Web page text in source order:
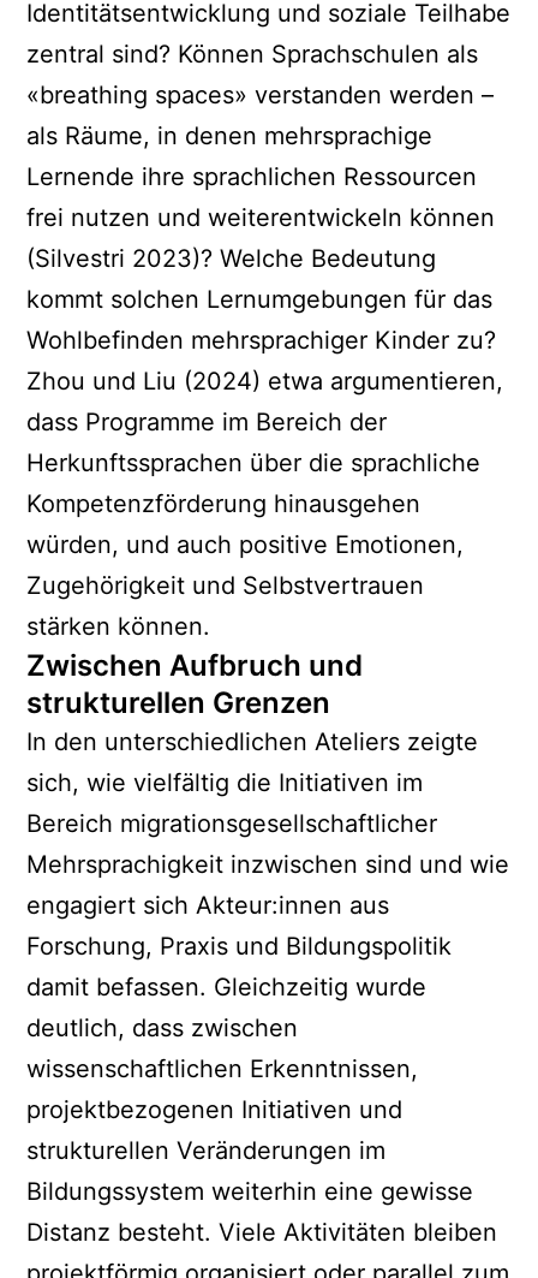
Identitätsentwicklung und soziale Teilhabe
zentral sind? Können Sprachschulen als
«breathing spaces» verstanden werden –
als Räume, in denen mehrsprachige
Lernende ihre sprachlichen Ressourcen
frei nutzen und weiterentwickeln können
(Silvestri 2023)? Welche Bedeutung
kommt solchen Lernumgebungen für das
Wohlbefinden mehrsprachiger Kinder zu?
Zhou und Liu (2024) etwa argumentieren,
dass Programme im Bereich der
Herkunftssprachen über die sprachliche
Kompetenzförderung hinausgehen
würden, und auch positive Emotionen,
Zugehörigkeit und Selbstvertrauen
stärken können.
Zwischen Aufbruch und
strukturellen Grenzen
In den unterschiedlichen Ateliers zeigte
sich, wie vielfältig die Initiativen im
Bereich migrationsgesellschaftlicher
Mehrsprachigkeit inzwischen sind und wie
engagiert sich Akteur:innen aus
Forschung, Praxis und Bildungspolitik
damit befassen. Gleichzeitig wurde
deutlich, dass zwischen
wissenschaftlichen Erkenntnissen,
projektbezogenen Initiativen und
strukturellen Veränderungen im
Bildungssystem weiterhin eine gewisse
Distanz besteht. Viele Aktivitäten bleiben